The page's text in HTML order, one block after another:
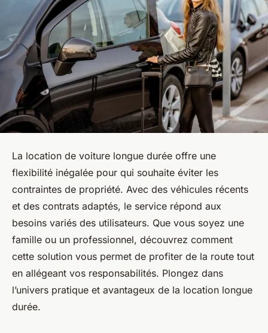
La location de voiture longue durée offre une
flexibilité inégalée pour qui souhaite éviter les
contraintes de propriété. Avec des véhicules récents
et des contrats adaptés, le service répond aux
besoins variés des utilisateurs. Que vous soyez une
famille ou un professionnel, découvrez comment
cette solution vous permet de profiter de la route tout
en allégeant vos responsabilités. Plongez dans
l’univers pratique et avantageux de la location longue
durée.